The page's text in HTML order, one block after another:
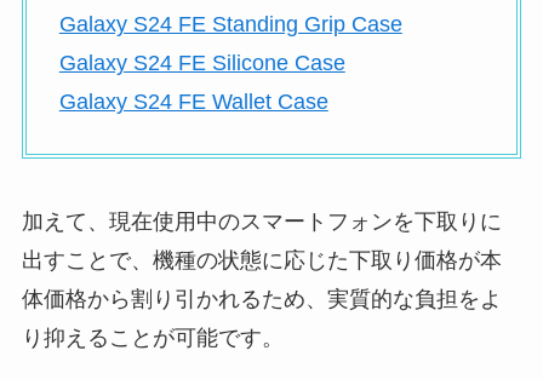
Galaxy S24 FE Standing Grip Case
Galaxy S24 FE Silicone Case
Galaxy S24 FE Wallet Case
加えて、現在使用中のスマートフォンを下取りに
出すことで、機種の状態に応じた下取り価格が本
体価格から割り引かれるため、実質的な負担をよ
り抑えることが可能です。